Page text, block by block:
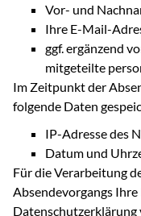
Vor- und
Ihre E-Mail-
ggf. ergänzend
mitgeteilte
Im Zeitpunkt der
folgende Daten
IP-Adresse des
Datum und
Für die Verarbeitung
Absendevorgangs
Datenschutzerklärung